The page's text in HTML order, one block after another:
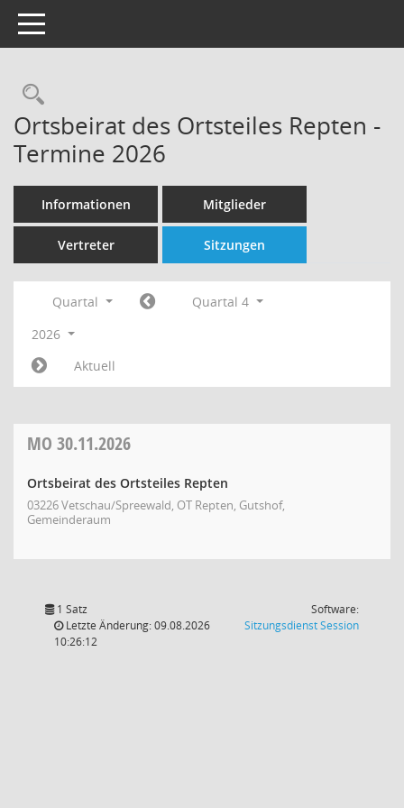
Toggle navigation
Rechercheauswahl
Ortsbeirat des Ortsteiles Repten -
Termine 2026
Informationen Mitglieder
Vertreter Sitzungen
Quartal
Quartal 4
2026
Aktuell
MO 30.11.2026
Ortsbeirat des Ortsteiles Repten
03226 Vetschau/Spreewald, OT Repten, Gutshof,
Gemeinderaum
1 Satz
Letzte Änderung: 09.08.2026
10:26:12
Software:
SitzungsdienstSession(Wird in